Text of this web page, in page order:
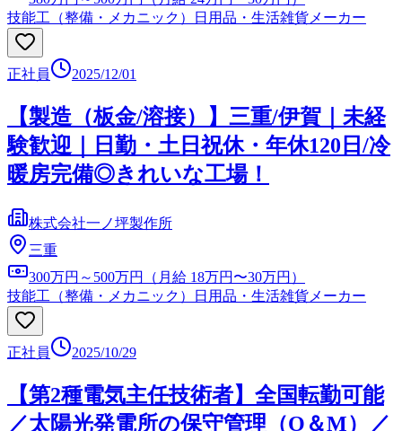
技能工（整備・メカニック）
日用品・生活雑貨メーカー
正社員 2025/12/01
【製造（板金/溶接）】三重/伊賀｜未経
験歓迎｜日勤・土日祝休・年休120日/冷
暖房完備◎きれいな工場！
株式会社一ノ坪製作所
三重
300万円～500万円（月給 18万円〜30万円）
技能工（整備・メカニック）
日用品・生活雑貨メーカー
正社員 2025/10/29
【第2種電気主任技術者】全国転勤可能
／太陽光発電所の保守管理（O＆M）／